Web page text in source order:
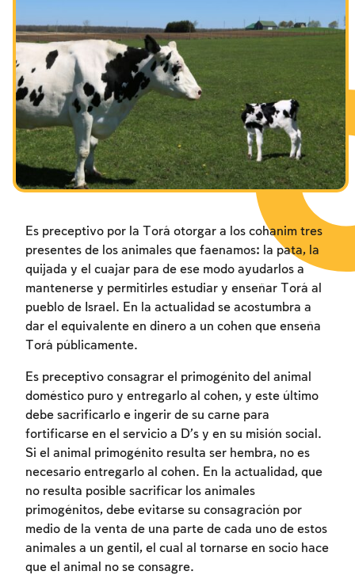
Janucá
Purim
Es preceptivo por la Torá otorgar a los cohanim tres
presentes de los animales que faenamos: la pata, la
quijada y el cuajar para de ese modo ayudarlos a
mantenerse y permitirles estudiar y enseñar Torá al
pueblo de Israel. En la actualidad se acostumbra a
dar el equivalente en dinero a un cohen que enseña
Torá públicamente.
Es preceptivo consagrar el primogénito del animal
doméstico puro y entregarlo al cohen, y este último
debe sacrificarlo e ingerir de su carne para
fortificarse en el servicio a D’s y en su misión social.
Si el animal primogénito resulta ser hembra, no es
necesario entregarlo al cohen. En la actualidad, que
no resulta posible sacrificar los animales
primogénitos, debe evitarse su consagración por
medio de la venta de una parte de cada uno de estos
animales a un gentil, el cual al tornarse en socio hace
que el animal no se consagre.
Inscripcion requerida
Para marcar lo estudiado debe conectarse
a su cuenta o inscribirse.
Inscripcion